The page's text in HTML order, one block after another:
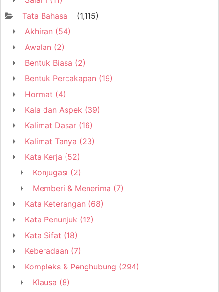
Tata Bahasa
(1,115)
Akhiran (54)
Awalan (2)
Bentuk Biasa (2)
Bentuk Percakapan (19)
Hormat (4)
Kala dan Aspek (39)
Kalimat Dasar (16)
Kalimat Tanya (23)
Kata Kerja (52)
Konjugasi (2)
Memberi & Menerima (7)
Kata Keterangan (68)
Kata Penunjuk (12)
Kata Sifat (18)
Keberadaan (7)
Kompleks & Penghubung (294)
Klausa (8)